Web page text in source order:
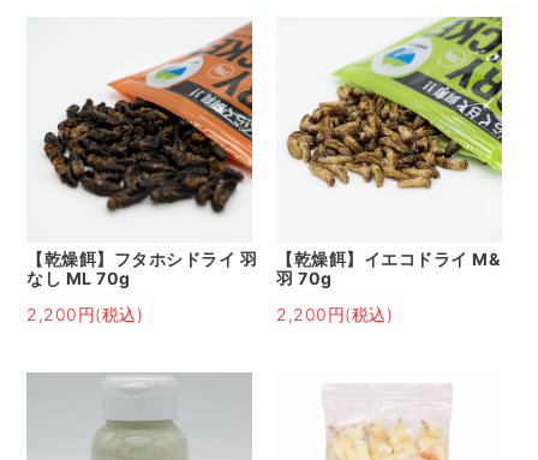
【乾燥餌】フタホシドライ 羽
なし ML 70g
2,200円(税込)
【乾燥餌】イエコドライ M&
羽 70g
2,200円(税込)